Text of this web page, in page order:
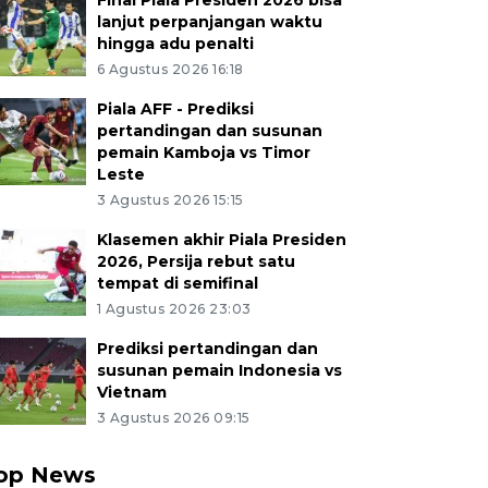
lanjut perpanjangan waktu
hingga adu penalti
6 Agustus 2026 16:18
Piala AFF - Prediksi
pertandingan dan susunan
pemain Kamboja vs Timor
Leste
3 Agustus 2026 15:15
Klasemen akhir Piala Presiden
2026, Persija rebut satu
tempat di semifinal
1 Agustus 2026 23:03
Prediksi pertandingan dan
susunan pemain Indonesia vs
Vietnam
3 Agustus 2026 09:15
News